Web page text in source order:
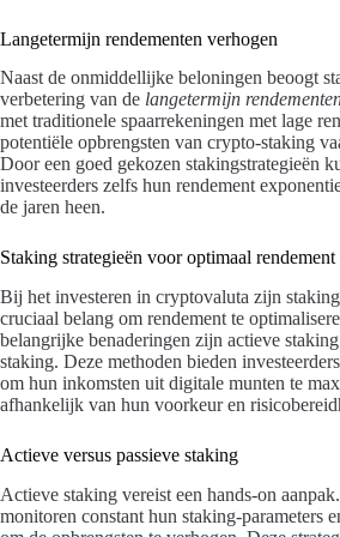
Langetermijn rendementen verhogen
Naast de onmiddellijke beloningen beoogt
verbetering van de langetermijn
met traditionele spaarrekeningen met lage
potentiële opbrengsten van crypto-staking
Door een goed gekozen stakingstrategieën
investeerders zelfs hun rendement
de jaren heen.
Staking strategieën voor optimaal rendement
Bij het investeren in cryptovaluta zijn
cruciaal belang om rendement te
belangrijke benaderingen zijn actieve
staking. Deze methoden bieden
om hun inkomsten uit digitale munten te
afhankelijk van hun voorkeur en
Actieve versus passieve staking
Actieve staking vereist een hands-on
monitoren constant hun staking-parameters